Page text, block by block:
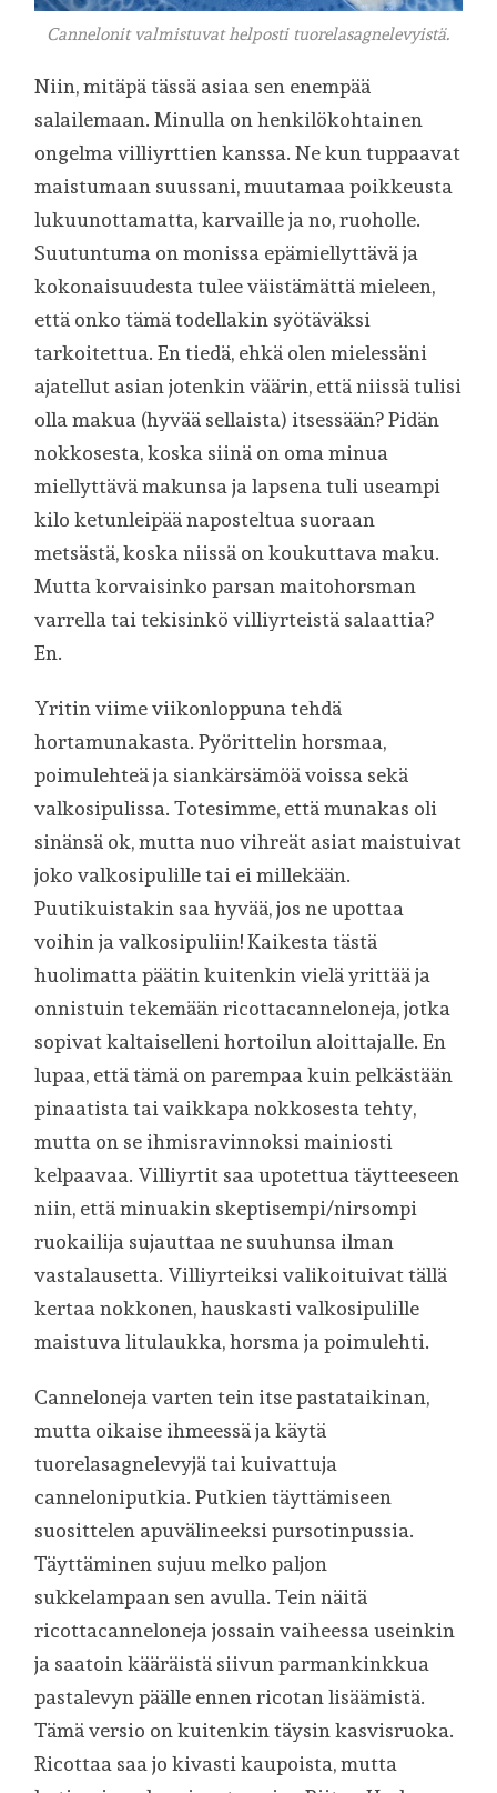
Cannelonit valmistuvat helposti tuorelasagnelevyistä.
Niin, mitäpä tässä asiaa sen enempää
salailemaan. Minulla on henkilökohtainen
ongelma villiyrttien kanssa. Ne kun tuppaavat
maistumaan suussani, muutamaa poikkeusta
lukuunottamatta, karvaille ja no, ruoholle.
Suutuntuma on monissa epämiellyttävä ja
kokonaisuudesta tulee väistämättä mieleen,
että onko tämä todellakin syötäväksi
tarkoitettua. En tiedä, ehkä olen mielessäni
ajatellut asian jotenkin väärin, että niissä tulisi
olla makua (hyvää sellaista) itsessään? Pidän
nokkosesta, koska siinä on oma minua
miellyttävä makunsa ja lapsena tuli useampi
kilo ketunleipää naposteltua suoraan
metsästä, koska niissä on koukuttava maku.
Mutta korvaisinko parsan maitohorsman
varrella tai tekisinkö villiyrteistä salaattia?
En.
Yritin viime viikonloppuna tehdä
hortamunakasta. Pyörittelin horsmaa,
poimulehteä ja siankärsämöä voissa sekä
valkosipulissa. Totesimme, että munakas oli
sinänsä ok, mutta nuo vihreät asiat maistuivat
joko valkosipulille tai ei millekään.
Puutikuistakin saa hyvää, jos ne upottaa
voihin ja valkosipuliin! Kaikesta tästä
huolimatta päätin kuitenkin vielä yrittää ja
onnistuin tekemään ricottacanneloneja, jotka
sopivat kaltaiselleni hortoilun aloittajalle. En
lupaa, että tämä on parempaa kuin pelkästään
pinaatista tai vaikkapa nokkosesta tehty,
mutta on se ihmisravinnoksi mainiosti
kelpaavaa. Villiyrtit saa upotettua täytteeseen
niin, että minuakin skeptisempi/nirsompi
ruokailija sujauttaa ne suuhunsa ilman
vastalausetta. Villiyrteiksi valikoituivat tällä
kertaa nokkonen, hauskasti valkosipulille
maistuva litulaukka, horsma ja poimulehti.
Canneloneja varten tein itse pastataikinan,
mutta oikaise ihmeessä ja käytä
tuorelasagnelevyjä tai kuivattuja
canneloniputkia. Putkien täyttämiseen
suosittelen apuvälineeksi pursotinpussia.
Täyttäminen sujuu melko paljon
sukkelampaan sen avulla. Tein näitä
ricottacanneloneja jossain vaiheessa useinkin
ja saatoin kääräistä siivun parmankinkkua
pastalevyn päälle ennen ricotan lisäämistä.
Tämä versio on kuitenkin täysin kasvisruoka.
Ricottaa saa jo kivasti kaupoista, mutta